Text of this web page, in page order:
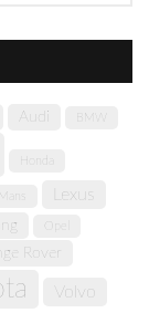
BMW
Lexus
Rover